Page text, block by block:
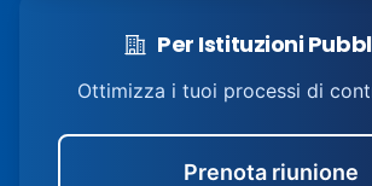
Per Istituzioni
Ottimizza i tuoi processi di
Prenota riunione